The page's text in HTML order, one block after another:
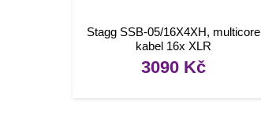
Stagg SSB-05/16X4XH, multicore
kabel 16x XLR
3090 Kč